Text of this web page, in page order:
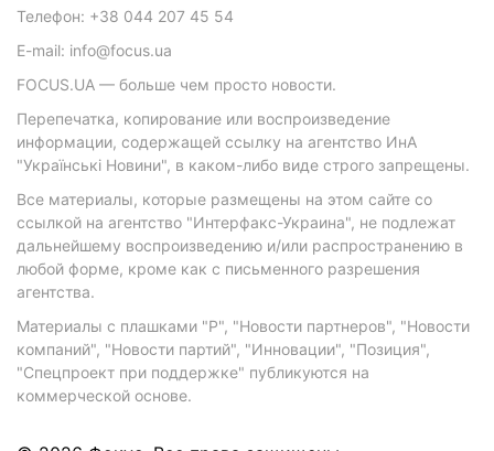
Телефон: +38 044 207 45 54
E-mail: info@focus.ua
FOCUS.UA — больше чем просто новости.
Перепечатка, копирование или воспроизведение
информации, содержащей ссылку на агентство ИнА
"Українські Новини", в каком-либо виде строго запрещены.
Все материалы, которые размещены на этом сайте со
ссылкой на агентство "Интерфакс-Украина", не подлежат
дальнейшему воспроизведению и/или распространению в
любой форме, кроме как с письменного разрешения
агентства.
Материалы с плашками "Р", "Новости партнеров", "Новости
компаний", "Новости партий", "Инновации", "Позиция",
"Спецпроект при поддержке" публикуются на
коммерческой основе.